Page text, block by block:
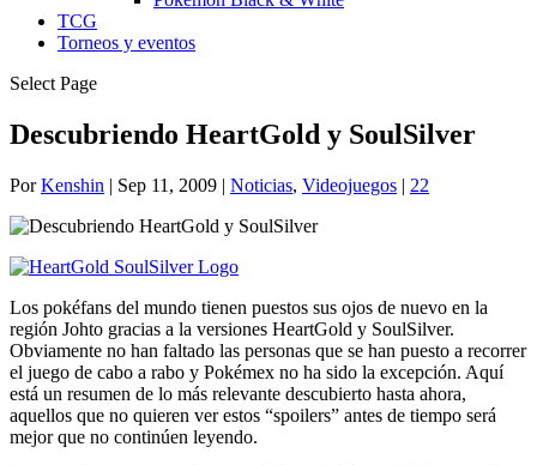
TCG
Torneos y eventos
Select Page
Descubriendo HeartGold y SoulSilver
PorKenshin | Sep 11, 2009 | Noticias, Videojuegos | 22
Los pokéfans del mundo tienen puestos sus ojos de nuevo en la
región Johto gracias a la versiones HeartGold y SoulSilver.
Obviamente no han faltado las personas que se han puesto a recorrer
el juego de cabo a rabo y Pokémex no ha sido la excepción. Aquí
está un resumen de lo más relevante descubierto hasta ahora,
aquellos que no quieren ver estos “spoilers” antes de tiempo será
mejor que no continúen leyendo.